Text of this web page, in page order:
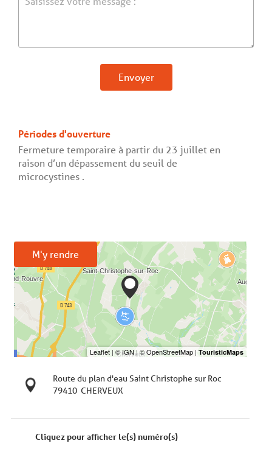
Envoyer
Périodes d'ouverture
Fermeture temporaire à partir du 23 juillet en
raison d’un dépassement du seuil de
microcystines .
M'y rendre
Route du plan d'eau Saint Christophe sur Roc
79410 CHERVEUX
Cliquez pour afficher le(s) numéro(s)